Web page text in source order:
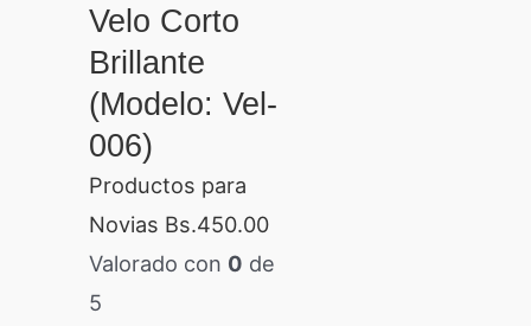
Velo Corto
Brillante
(Modelo: Vel-
006)
Productos para
Novias Bs.450.00
Valorado con 0 de
5